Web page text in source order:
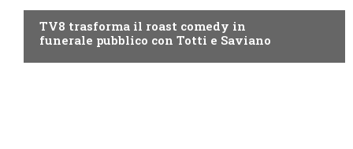
TV8 trasforma il roast comedy in
funerale pubblico con Totti e Saviano